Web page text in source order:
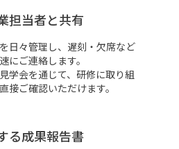
担当者と共有
日々管理し、遅刻・欠席など
にご連絡します。
学会を通じて、研修に取り組
接ご確認いただけます。
る成果報告書